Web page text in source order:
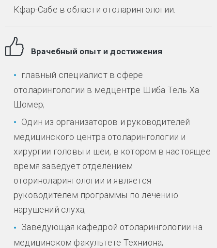
Кфар-Сабе в области отоларингологии.
Врачебный опыт и достижения
главный специалист в сфере
отоларингологии в медцентре Шиба Тель Ха
Шомер;
Один из организаторов и руководителей
медицинского центра отоларингологии и
хирургии головы и шеи, в котором в настоящее
время заведует отделением
оториноларингологии и является
руководителем программы по лечению
нарушений слуха;
Заведующая кафедрой отоларингологии на
медицинском факультете Техниона;